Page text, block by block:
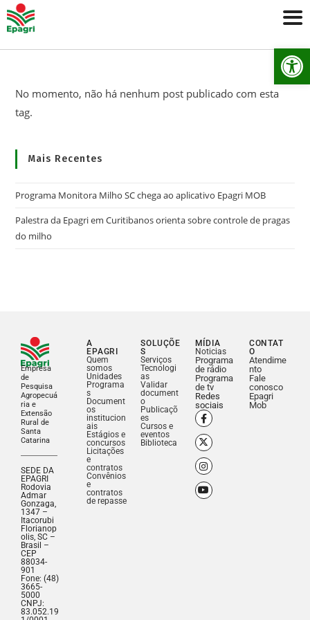
No momento, não há nenhum post publicado com esta
tag.
Mais Recentes
Programa Monitora Milho SC chega ao aplicativo Epagri MOB
Palestra da Epagri em Curitibanos orienta sobre controle de pragas
do milho
Empresa
de
Pesquisa
Agropecuá
ria e
Extensão
Rural de
Santa
Catarina
SEDE DA
EPAGRI
Rodovia
Admar
Gonzaga,
1347 –
Itacorubi
Florianop
olis, SC –
Brasil –
CEP
88034-
901
Fone: (48)
3665-
5000
CNPJ:
83.052.19
A
EPAGRI
Quem
somos
Unidades
Programa
s
Document
os
institucion
ais
Estágios e
concursos
Licitações
e
contratos
Convênios
e
contratos
de repasse
SOLUÇÕE
S
Serviços
Tecnologi
as
Validar
document
o
Publicaçõ
es
Cursos e
eventos
Biblioteca
MÍDIA
Noticias
Programa
de rádio
Programa
de tv
Redes
sociais
CONTAT
O
Atendime
nto
Fale
conosco
Epagri
Mob